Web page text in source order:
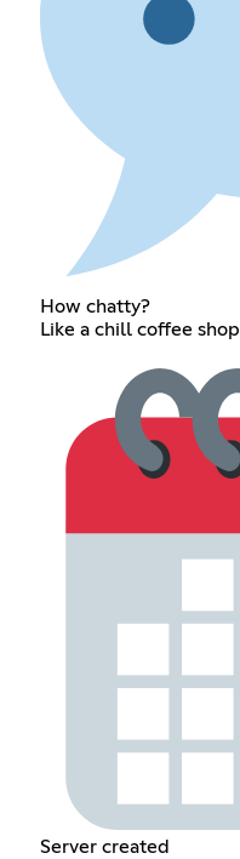
How chatty?
Like a chill coffee shop
Server created